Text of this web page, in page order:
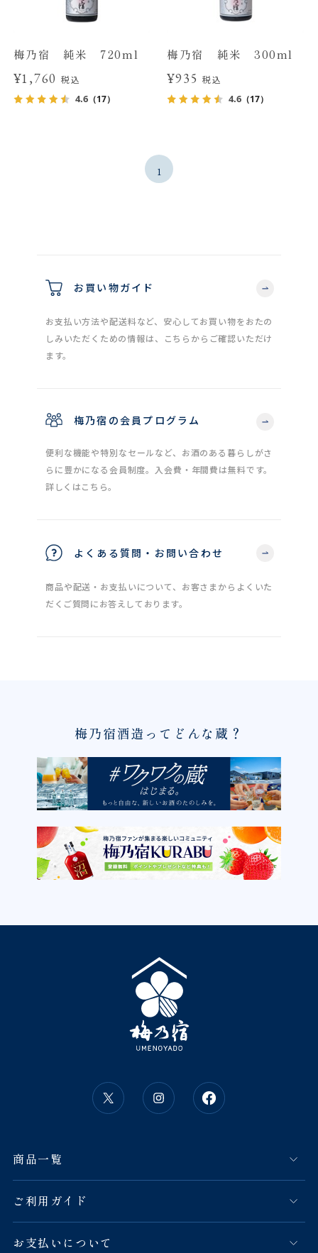
梅乃宿 純米 720ml
¥1,760税込
4.6（17）
梅乃宿 純米 300ml
¥935税込
4.6 （17）
1
お買い物ガイド
お支払い方法や配送料など、安心してお買い物をおたの
しみいただくための情報は、こちらからご確認いただけ
ます。
梅乃宿の会員プログラム
便利な機能や特別なセールなど、お酒のある暮らしがさ
らに豊かになる会員制度。入会費・年間費は無料です。
詳しくはこちら。
よくある質問・お問い合わせ
商品や配送・お支払いについて、お客さまからよくいた
だくご質問にお答えしております。
梅乃宿酒造ってどんな蔵？
商品一覧
ご利用ガイド
お支払いについて